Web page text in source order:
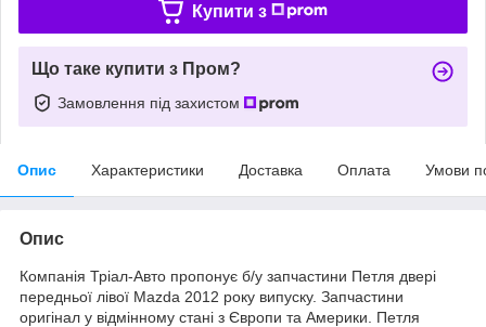
Купити з
Що таке купити з Пром?
Замовлення під захистом
Опис Характеристики Доставка Оплата Умови
Опис
Компанія Тріал-Авто пропонує б/у запчастини Петля двері
передньої лівої Mazda 2012 року випуску. Запчастини
оригінал у відмінному стані з Європи та Америки. Петля